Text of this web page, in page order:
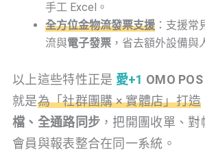
手工 Excel。
全方位金物流發票支援 ：支援
流與電子發票 ，省去額外設備與
以上這些特性正是 愛+1 OMO POS
就是為「社群團購 × 實體店」打造
檔、全通路同步 ，把開團收單、對
會員與報表整合在同一系統。